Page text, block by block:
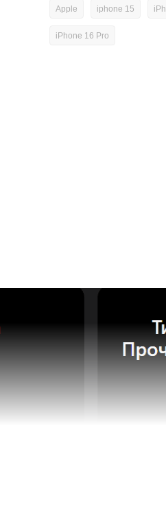
Apple iphone 15
iPhone 16 Pro